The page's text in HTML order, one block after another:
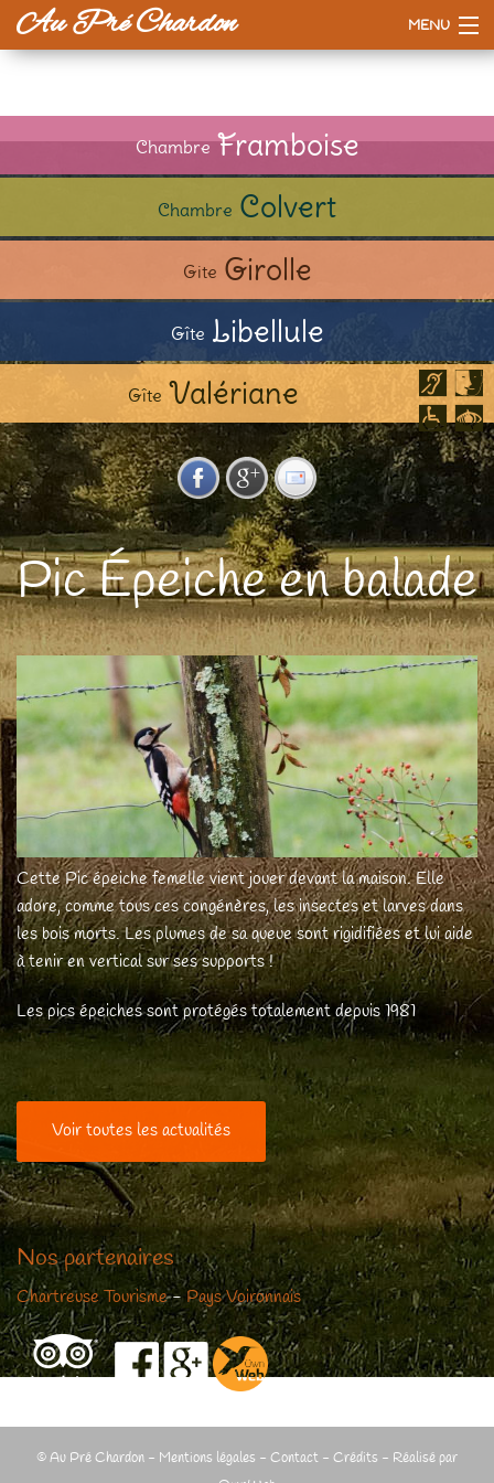
Au Pré Chardon MENU
La maison ChambreFramboise
Chambre Colvert
Gite Girolle
Gîte Libellule
Gîte Valériane
Pic Épeiche en balade
Cette Pic épeiche femelle vient jouer devant la maison. Elle
adore, comme tous ces congénères, les insectes et larves dans
les bois morts. Les plumes de sa queue sont rigidifiées et lui aide
à tenir en vertical sur ses supports !
Les pics épeiches sont protégés totalement depuis 1981
Voir toutes les actualités
Nos partenaires
Chartreuse Tourisme- Pays Voironnais
© Au Pré Chardon - Mentions légales - Contact - Crédits - Réalisé par